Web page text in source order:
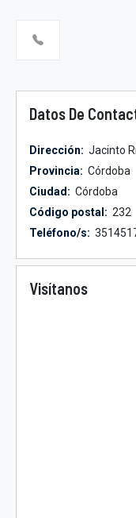
Datos De
Dirección: Jacinto
Provincia: Córdoba
Ciudad: Córdoba
Código postal: 232
Teléfono/s:
Visítanos